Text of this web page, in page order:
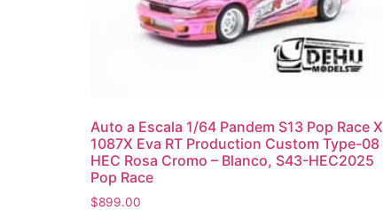
Auto a Escala 1/64 Pandem S13 Pop Race X
1087X Eva RT Production Custom Type-08
HEC Rosa Cromo – Blanco, S43-HEC2025
Pop Race
$899.00